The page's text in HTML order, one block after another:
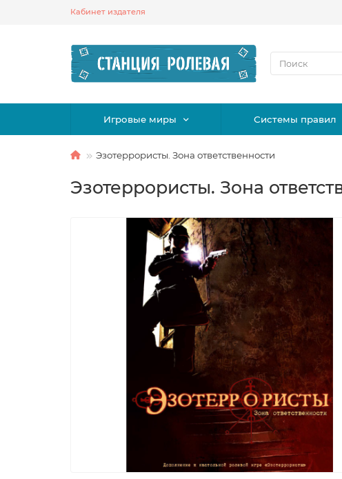
Кабинет издателя
Игровые миры Системы правил
Эзотеррористы. Зона ответственности
Эзотеррористы. Зона